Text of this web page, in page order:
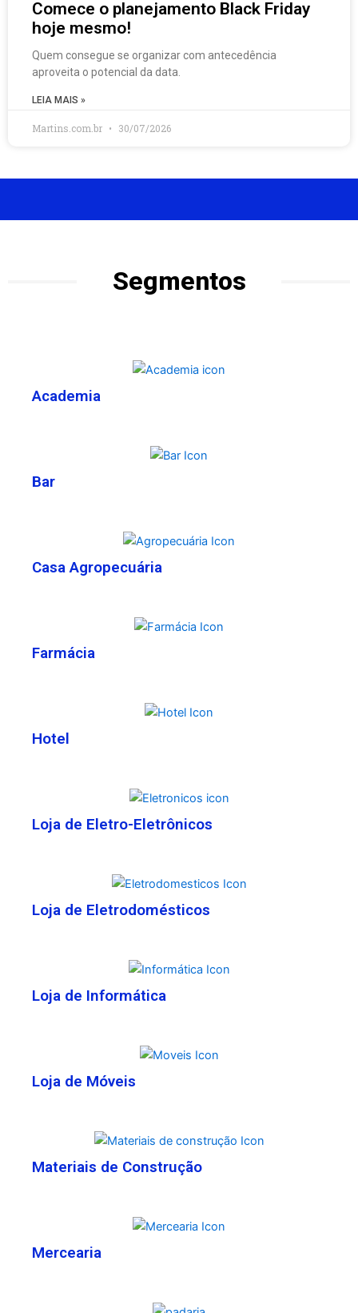
Comece o planejamento Black Friday
hoje mesmo!
Quem consegue se organizar com antecedência
aproveita o potencial da data.
LEIA MAIS »
Martins.com.br 30/07/2026
Segmentos
Academia
Bar
Casa Agropecuária
Farmácia
Hotel
Loja de Eletro-Eletrônicos
Loja de Eletrodomésticos
Loja de Informática
Loja de Móveis
Materiais de Construção
Mercearia